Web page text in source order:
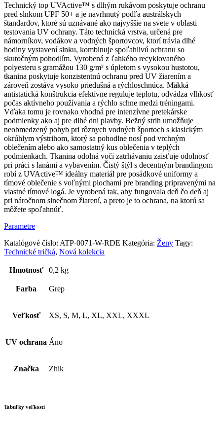
dlhým
rukávom
UVActive
-
Red
Earth
Technický top UVActive™ s dlhým rukávom poskytuje ochranu
pred slnkom UPF 50+ a je navrhnutý podľa austrálskych
štandardov, ktoré sú uznávané ako najvyššie na svete v oblasti
testovania UV ochrany. Táto technická vrstva, určená pre
námorníkov, vodákov a vodných športovcov, ktorí trávia dlhé
hodiny vystavení slnku, kombinuje spoľahlivú ochranu so
skutočným pohodlím. Vyrobená z ľahkého recyklovaného
polyesteru s gramážou 130 g/m² s úpletom s vysokou hustotou,
tkanina poskytuje konzistentnú ochranu pred UV žiarením a
zároveň zostáva vysoko priedušná a rýchloschnúca. Mäkká
antistatická konštrukcia efektívne reguluje teplotu, odvádza vlhkosť
počas aktívneho používania a rýchlo schne medzi tréningami.
Vďaka tomu je rovnako vhodná pre intenzívne pretekárske
podmienky ako aj pre dlhé dni plavby. Bežný strih umožňuje
neobmedzený pohyb pri rôznych vodných športoch s klasickým
okrúhlym výstrihom, ktorý sa pohodlne nosí pod vrchným
oblečením alebo ako samostatný kus oblečenia v teplých
podmienkach. Tkanina odolná voči zatrhávaniu zaisťuje odolnosť
pri práci s lanámi a vybavením. Čistý štýl s decentným brandingom
robí z UVActive™ ideálny materiál pre posádkové uniformy a
tímové oblečenie s voľnými plochami pre branding pripravenými na
vlastné tímové logá. Je vyrobená tak, aby fungovala deň čo deň aj
pri náročnom slnečnom žiarení, a preto je to ochrana, na ktorú sa
môžete spoľahnúť.
Parametre
Katalógové číslo: ATP-0071-W-RDE Kategória: Ženy Tagy:
Technické tričká, Nová kolekcia
Hmotnosť 0,2 kg
Farba Grep
Veľkosť XS, S, M, L, XL, XXL, XXXL
UV ochrana Áno
Značka Zhik
Tabuľky veľkostí